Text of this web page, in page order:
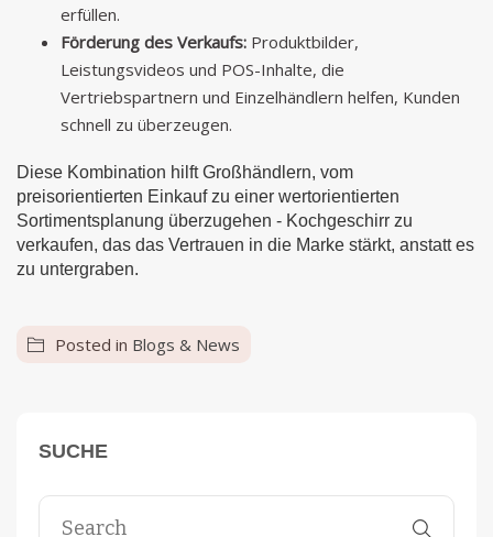
erfüllen.
Förderung des Verkaufs: Produktbilder,
Leistungsvideos und POS-Inhalte, die
Vertriebspartnern und Einzelhändlern helfen, Kunden
schnell zu überzeugen.
Diese Kombination hilft Großhändlern, vom
preisorientierten Einkauf zu einer wertorientierten
Sortimentsplanung überzugehen - Kochgeschirr zu
verkaufen, das das Vertrauen in die Marke stärkt, anstatt es
zu untergraben.
Posted in Blogs & News
SUCHE